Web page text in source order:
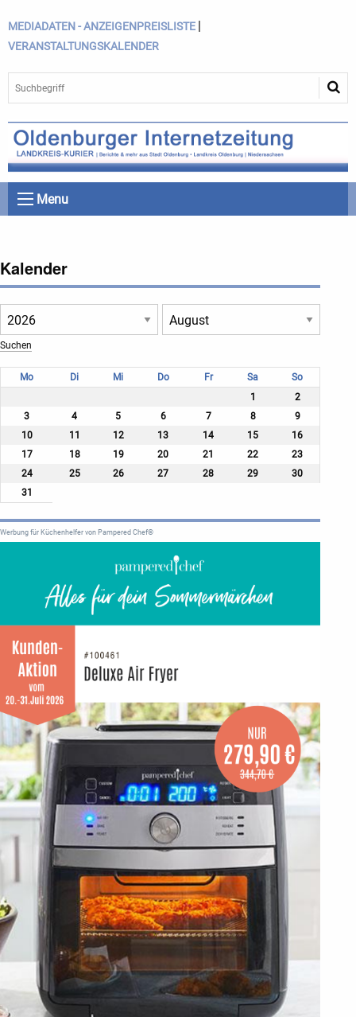
MEDIADATEN - ANZEIGENPREISLISTE |
VERANSTALTUNGSKALENDER
Menu
Kalender
Mo Di Mi Do Fr Sa
So
1
2
3
4 5 6 7 8
9
10
11 12 13 14 15
16
17
18 19 20 21 22
23
24
25 26 27 28 29
30
31
Werbung für Küchenhelfer von Pampered Chef®